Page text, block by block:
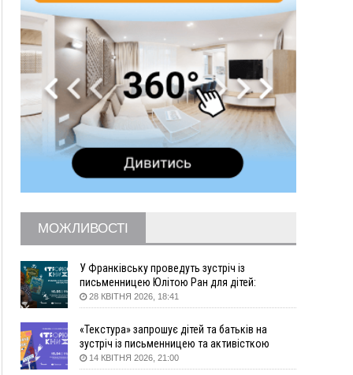
справу закрили
10:45
У Франківську, Коломиї, Долині та Яремче 6
серпня зафіксували рекордну спеку
Змушував надсилати інтимні фото: на
Прикарпатті затримали підозрюваного у
розбещенні малолітньої
АМКУ розпочав справу проти Гвіздецької
селищної ради через різні ставки земельного
податку
Синоптики попереджають про значний дощ на
Львівщини повторно виставили на аукціон за
830 млн
Вчора
18:46 ФОТО У Польщі невідомі скоїли наругу над
17:45
Сили оборони уразила Ярославський НПЗ та
кораблі берегової охорони фсб у Керчі
17:17
ВІДЕО Скарби Музею писанкового розпису
МОЖЛИВОСТІ
У Франківську проведуть зустріч із
письменницею Юлітою Ран для дітей:
говоритимуть про серію книг про Мавку
28 КВІТНЯ 2026, 18:41
«Текстура» запрошує дітей та батьків на
зустріч із письменницею та активісткою
Анною Повх
14 КВІТНЯ 2026, 21:00